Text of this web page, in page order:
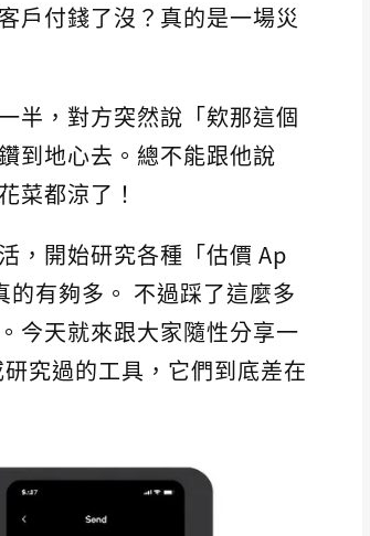
戶付錢了沒？真的是一場災
半，對方突然說「欸那這個
到地心去。總不能跟他說
菜都涼了！
，開始研究各種「估價 Ap
有夠多。 不過踩了這麼多
今天就來跟大家隨性分享一
究過的工具，它們到底差在